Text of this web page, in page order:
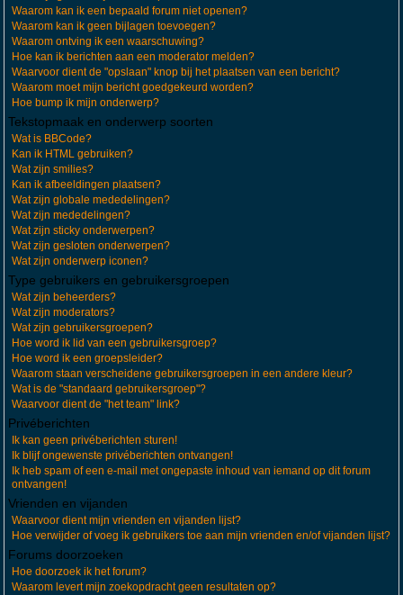
Waarom kan ik een bepaald forum niet openen?
Waarom kan ik geen bijlagen toevoegen?
Waarom ontving ik een waarschuwing?
Hoe kan ik berichten aan een moderator melden?
Waarvoor dient de "opslaan" knop bij het plaatsen van een bericht?
Waarom moet mijn bericht goedgekeurd worden?
Hoe bump ik mijn onderwerp?
Tekstopmaak en onderwerp soorten
Wat is BBCode?
Kan ik HTML gebruiken?
Wat zijn smilies?
Kan ik afbeeldingen plaatsen?
Wat zijn globale mededelingen?
Wat zijn mededelingen?
Wat zijn sticky onderwerpen?
Wat zijn gesloten onderwerpen?
Wat zijn onderwerp iconen?
Type gebruikers en gebruikersgroepen
Wat zijn beheerders?
Wat zijn moderators?
Wat zijn gebruikersgroepen?
Hoe word ik lid van een gebruikersgroep?
Hoe word ik een groepsleider?
Waarom staan verscheidene gebruikersgroepen in een andere kleur?
Wat is de "standaard gebruikersgroep"?
Waarvoor dient de "het team" link?
Privéberichten
Ik kan geen privéberichten sturen!
Ik blijf ongewenste privéberichten ontvangen!
Ik heb spam of een e-mail met ongepaste inhoud van iemand op dit forum
ontvangen!
Vrienden en vijanden
Waarvoor dient mijn vrienden en vijanden lijst?
Hoe verwijder of voeg ik gebruikers toe aan mijn vrienden en/of vijanden lijst?
Forums doorzoeken
Hoe doorzoek ik het forum?
Waarom levert mijn zoekopdracht geen resultaten op?